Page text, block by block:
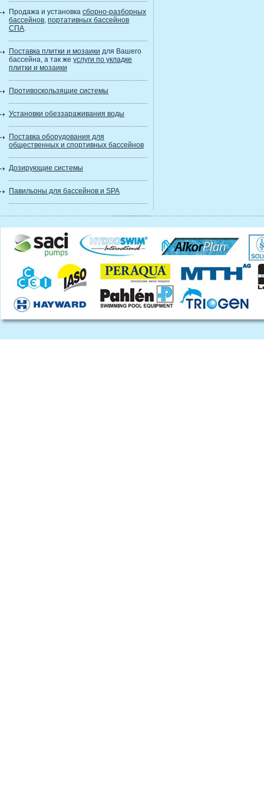
Продажа и установка сборно-разборных
бассейнов, портативных бассейнов
СПА.
Поставка плитки и мозаики для Вашего
бассейна, а так же услуги по укладке
плитки и мозаики
Противоскользящие системы
Установки обеззараживания воды
Поставка оборудования для
общественных и спортивных бассейнов
Дозирующие системы
Павильоны для бассейнов и SPA